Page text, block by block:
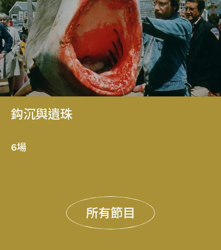
鈎沉與遺珠
6場
所有節目